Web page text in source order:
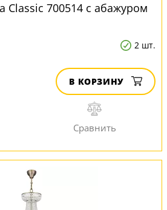
Classic 700514 с абажуром
2 шт.
В КОРЗИНУ